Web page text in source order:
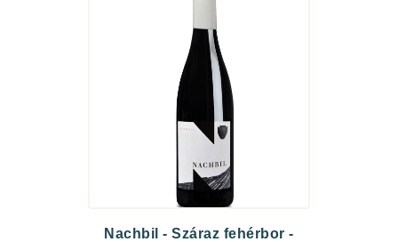
Nachbil -Száraz fehérbor -